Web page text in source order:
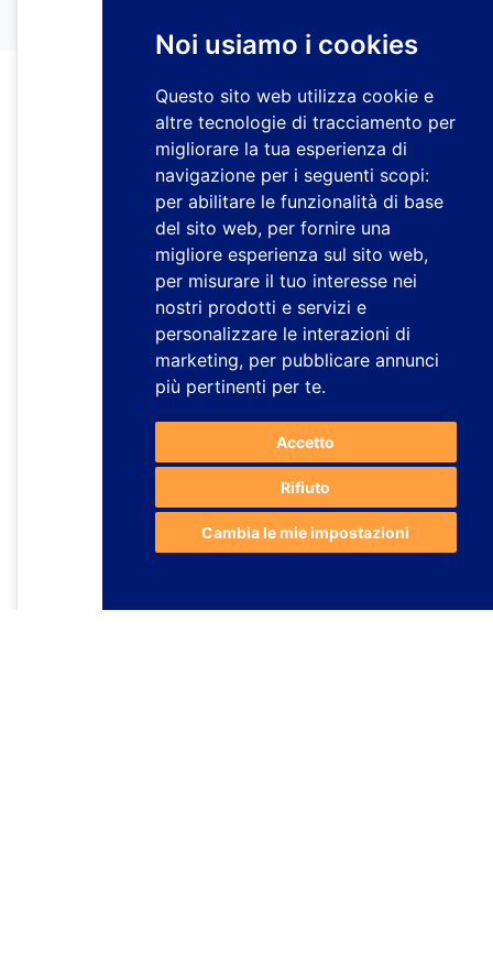
Noi usiamo i cookies
Questo sito web utilizza cookie e
altre tecnologie di tracciamento per
migliorare la tua esperienza di
navigazione per i seguenti scopi:
per abilitare le funzionalità di base
del sito web, per fornire una
migliore esperienza sul sito web,
per misurare il tuo interesse nei
nostri prodotti e servizi e
personalizzare le interazioni di
marketing, per pubblicare annunci
più pertinenti per te.
Accetto
Rifiuto
Cambia le mie impostazioni